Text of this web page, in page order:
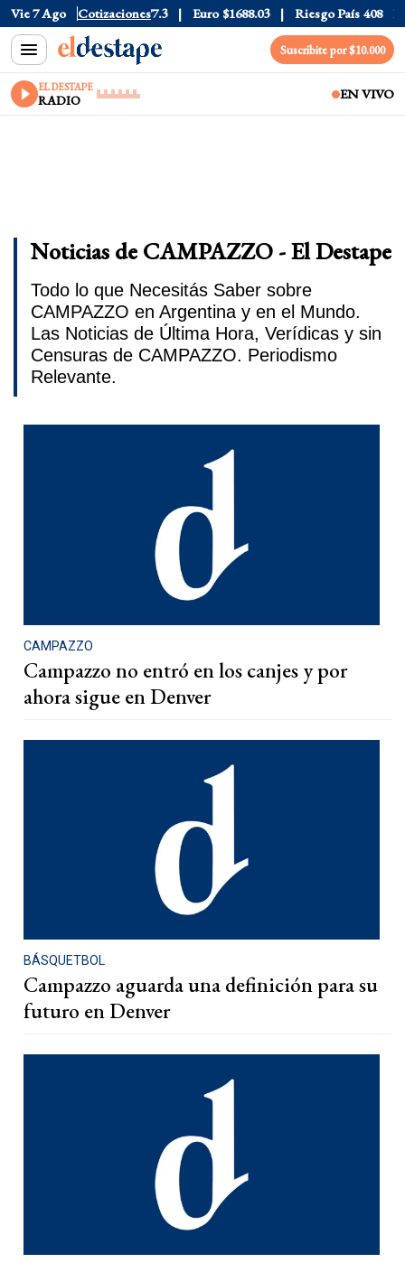
Vie 7 Ago Cotizaciones
Dólar CCL $1577.3 Euro $1688.03 Riesgo País 408
Suscribite por $10.000
EL DESTAPE
RADIO EN VIVO
Noticias de CAMPAZZO - El Destape
Todo lo que Necesitás Saber sobre
CAMPAZZO en Argentina y en el Mundo.
Las Noticias de Última Hora, Verídicas y sin
Censuras de CAMPAZZO. Periodismo
Relevante.
CAMPAZZO
Campazzo no entró en los canjes y por
ahora sigue en Denver
BÁSQUETBOL
Campazzo aguarda una definición para su
futuro en Denver